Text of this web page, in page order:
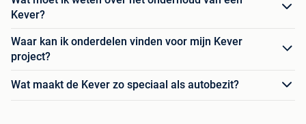
Kever?
Waar kan ik onderdelen vinden voor mijn Kever
project?
Wat maakt de Kever zo speciaal als autobezit?